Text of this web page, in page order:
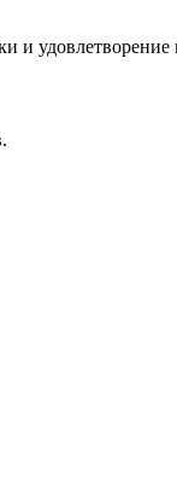
и удовлетворение